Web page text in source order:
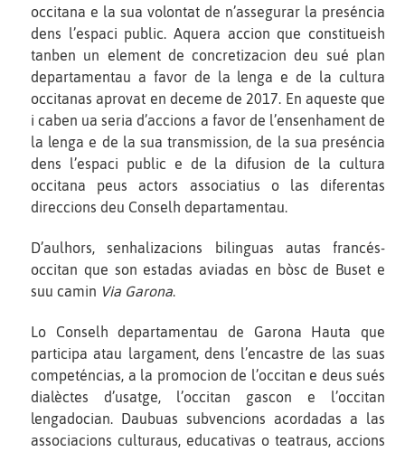
occitana e la sua volontat de n’assegurar la preséncia
dens l’espaci public. Aquera accion que constitueish
tanben un element de concretizacion deu sué plan
departamentau a favor de la lenga e de la cultura
occitanas aprovat en deceme de 2017. En aqueste que
i caben ua seria d’accions a favor de l’ensenhament de
la lenga e de la sua transmission, de la sua preséncia
dens l’espaci public e de la difusion de la cultura
occitana peus actors associatius o las diferentas
direccions deu Conselh departamentau.
D’aulhors, senhalizacions bilinguas autas francés-
occitan que son estadas aviadas en bòsc de Buset e
suu camin Via Garona.
Lo Conselh departamentau de Garona Hauta que
participa atau largament, dens l’encastre de las suas
competéncias, a la promocion de l’occitan e deus sués
dialèctes d’usatge, l’occitan gascon e l’occitan
lengadocian. Daubuas subvencions acordadas a las
associacions culturaus, educativas o teatraus, accions